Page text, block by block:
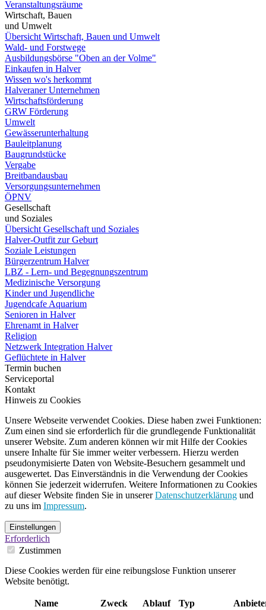
Veranstaltungsräume
Wirtschaft, Bauen
und Umwelt
Übersicht Wirtschaft, Bauen und Umwelt
Wald- und Forstwege
Ausbildungsbörse "Oben an der Volme"
Einkaufen in Halver
Wissen wo's herkommt
Halveraner Unternehmen
Wirtschaftsförderung
GRW Förderung
Umwelt
Gewässerunterhaltung
Bauleitplanung
Baugrundstücke
Vergabe
Breitbandausbau
Versorgungsunternehmen
ÖPNV
Gesellschaft
und Soziales
Übersicht Gesellschaft und Soziales
Halver-Outfit zur Geburt
Soziale Leistungen
Bürgerzentrum Halver
LBZ - Lern- und Begegnungszentrum
Medizinische Versorgung
Kinder und Jugendliche
Jugendcafe Aquarium
Senioren in Halver
Ehrenamt in Halver
Religion
Netzwerk Integration Halver
Geflüchtete in Halver
Termin buchen
Serviceportal
Kontakt
Hinweis zu Cookies
Unsere Webseite verwendet Cookies. Diese haben zwei Funktionen:
Zum einen sind sie erforderlich für die grundlegende Funktionalität
unserer Website. Zum anderen können wir mit Hilfe der Cookies
unsere Inhalte für Sie immer weiter verbessern. Hierzu werden
pseudonymisierte Daten von Website-Besuchern gesammelt und
ausgewertet. Das Einverständnis in die Verwendung der Cookies
können Sie jederzeit widerrufen. Weitere Informationen zu Cookies
auf dieser Website finden Sie in unsererDatenschutzerklärung und
zu uns im Impressum.
Einstellungen
Erforderlich
Zustimmen
Diese Cookies werden für eine reibungslose Funktion unserer
Website benötigt.
Name Zweck Ablauf Typ